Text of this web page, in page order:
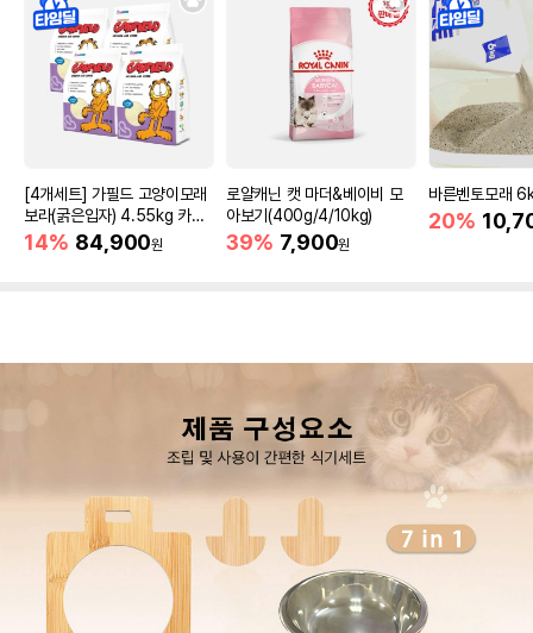
[4개세트] 가필드 고양이모래
보라(굵은입자) 4.55kg 카사
바모래
14% 84,900원
로얄캐닌 캣 마더&베이비 모
아보기(400g/4/10kg)
39% 7,900원
바른벤토모래
20%